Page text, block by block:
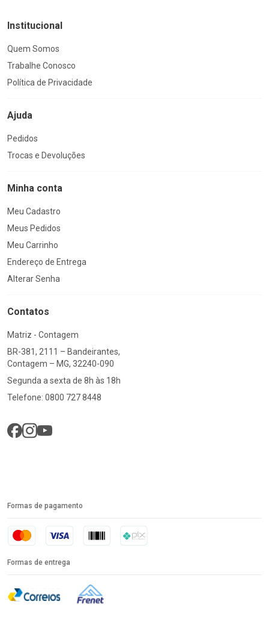
Institucional
Quem Somos
Trabalhe Conosco
Política de Privacidade
Ajuda
Pedidos
Trocas e Devoluções
Minha conta
Meu Cadastro
Meus Pedidos
Meu Carrinho
Endereço de Entrega
Alterar Senha
Contatos
Matriz - Contagem
BR-381, 2111 – Bandeirantes,
Contagem – MG, 32240-090
Segunda a sexta de 8h às 18h
Telefone: 0800 727 8448
Formas de pagamento
Formas de entrega